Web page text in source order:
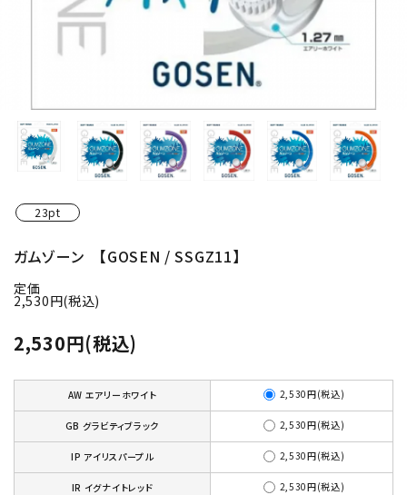
23pt
ガムゾーン 【GOSEN / SSGZ11】
定価
2,530円(税込)
2,530円(税込)
AW エアリーホワイト 2,530円(税込)
GB グラビティブラック 2,530円(税込)
IP アイリスパープル 2,530円(税込)
IR イグナイトレッド 2,530円(税込)